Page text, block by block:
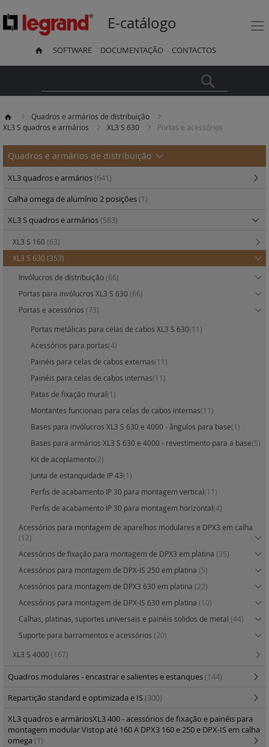
E-catálogo
SOFTWARE DOCUMENTAÇÃO CONTACTOS
Quadros e armários de distribuição
XL3 S quadros e armários
XL3 S 630 Portas e acessórios
Quadros e armários de distribuição
XL3 quadros e armários(641)
Calha omega de alumínio 2 posições(1)
XL3 S quadros e armários(583)
XL3 S 160 (63)
XL3 S 630 (353)
Invólucros de distribuição(66)
Portas para invólucros XL3 S 630 (66)
Portas e acessórios (73)
Portas metálicas para celas de cabos XL3 S 630(11)
Acessórios para portas(4)
Painéis para celas de cabos externas(11)
Painéis para celas de cabos internas(11)
Patas de fixação mural(1)
Montantes funcionais para celas de cabos internas(11)
Bases para invólucros XL3 S 630 e 4000 - ângulos para base(1)
Bases para armários XL3 S 630 e 4000 - revestimento para a base(5)
Kit de acoplamento(2)
Junta de estanquidade IP 43(1)
Perfis de acabamento IP 30 para montagem vertical(11)
Perfis de acabamento IP 30 para montagem horizontal(4)
Acessórios para montagem de aparelhos modulares e DPX3 em calha
(12)
Acessórios de fixação para montagem de DPX3 em platina (35)
Acessórios para montagem de DPX-IS 250 em platina (5)
Acessórios para montagem de DPX3 630 em platina (22)
Acessórios para montagem de DPX-IS 630 em platina (10)
Calhas, platinas, suportes universais e painéis solidos de metal (44)
Suporte para barramentos e acessórios (20)
XL3 S 4000 (167)
Quadros modulares - encastrar e salientes e estanques(144)
Repartição standard e optimizada e IS(300)
XL3 quadros e armáriosXL3 400 - acessórios de fixação e painéis para
montagem modular Vistop até 160 A DPX3 160 e 250 e DPX-IS em calha
omega (1)